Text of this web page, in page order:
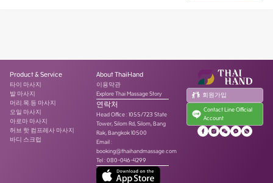
Product & Service
타이 마사지
발 마사지
머리.목.등 마사지
오일 마사지
아로마 마사지
허브 핫 컴프레사 마사지
바디 스크럽
About ThaiHand
이용약관
Explore Thai Massage Story
연락처
Head Office:1055/723 State
Tower, Silom Rd, Silom, Bang
Rak, Bangkok 10500
Email :
booking@thaihandmassage.com
Tel:080-046-4299
회원가입
Contact Line Official
Account